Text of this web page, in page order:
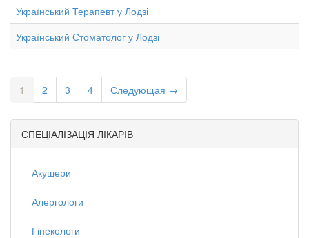
Український Терапевт у Лодзі
Український Стоматолог у Лодзі
1 2 3 4 Следующая →
СПЕЦІАЛІЗАЦІЯ ЛІКАРІВ
Акушери
Алергологи
Гінекологи